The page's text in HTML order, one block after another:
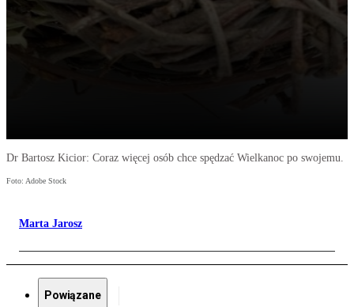
Dr Bartosz Kicior: Coraz więcej osób chce spędzać Wielkanoc po swojemu.
Foto: Adobe Stock
Marta Jarosz
Powiązane